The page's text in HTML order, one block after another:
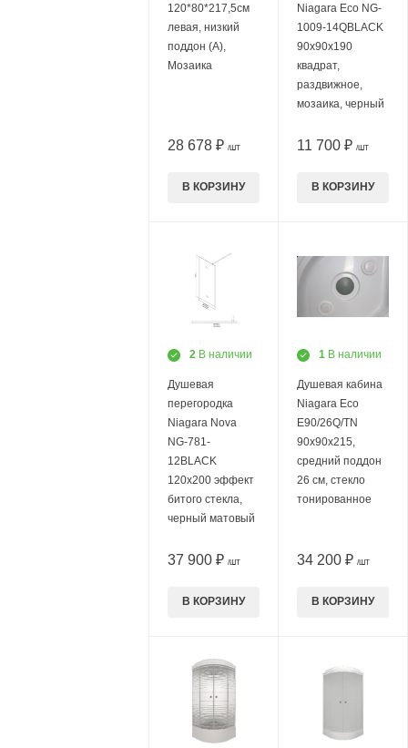
120*80*217,5см
левая, низкий
поддон (А),
Мозаика
28 678 ₽ /ШТ
В КОРЗИНУ
Niagara Eco NG-
1009-14QBLACK
90х90х190
квадрат,
раздвижное,
мозаика, черный
11 700 ₽ /ШТ
В КОРЗИНУ
2 В наличии
Душевая
перегородка
Niagara Nova
NG-781-
12BLACK
120х200 эффект
битого стекла,
черный матовый
37 900 ₽ /ШТ
В КОРЗИНУ
1 В наличии
Душевая кабина
Niagara Eco
E90/26Q/TN
90х90х215,
средний поддон
26 см, стекло
тонированное
34 200 ₽ /ШТ
В КОРЗИНУ